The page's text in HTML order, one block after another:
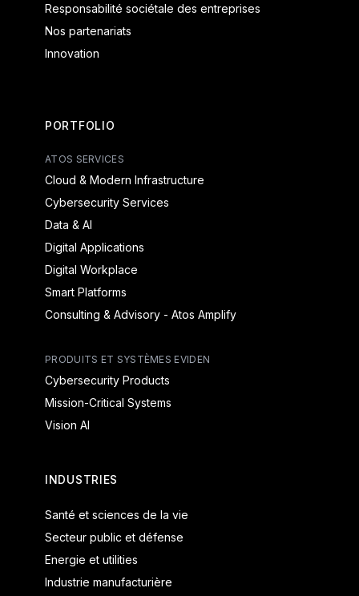
Responsabilité sociétale des entreprises
Nos partenariats
Innovation
PORTFOLIO
ATOS SERVICES
Cloud & Modern Infrastructure
Cybersecurity Services
Data & AI
Digital Applications
Digital Workplace
Smart Platforms
Consulting & Advisory - Atos Amplify
PRODUITS ET SYSTÈMES EVIDEN
Cybersecurity Products
Mission-Critical Systems
Vision AI
INDUSTRIES
Santé et sciences de la vie
Secteur public et défense
Energie et utilities
Industrie manufacturière